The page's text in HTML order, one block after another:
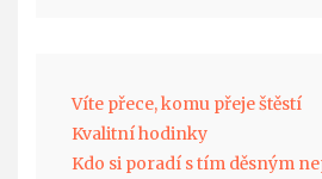
Víte přece, komu přeje štěstí
Kvalitní hodinky
Kdo si poradí s tím děsným